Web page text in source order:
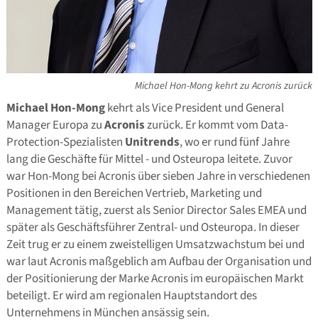
Michael Hon-Mong kehrt zu Acronis zurück
Michael Hon-Mongkehrt als Vice President und General
Manager Europa zuAcroniszurück. Er kommt vom Data-
Protection-Spezialisten Unitrends, wo er rund fünf Jahre
lang die Geschäfte für Mittel - und Osteuropa leitete. Zuvor
war Hon-Mong bei Acronis über sieben Jahre in verschiedenen
Positionen in den Bereichen Vertrieb, Marketing und
Management tätig, zuerst als Senior Director Sales EMEA und
später als Geschäftsführer Zentral- und Osteuropa. In dieser
Zeit trug er zu einem zweistelligen Umsatzwachstum bei und
war laut Acronis maßgeblich am Aufbau der Organisation und
der Positionierung der Marke Acronis im europäischen Markt
beteiligt. Er wird am regionalen Hauptstandort des
Unternehmens in München ansässig sein.